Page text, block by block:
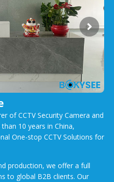
of CCTV Security Camera and
10 years in China,
One-stop CCTV Solutions for
production, we offer a full
to global B2B clients. Our